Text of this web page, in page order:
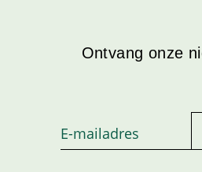
Ontvang onze